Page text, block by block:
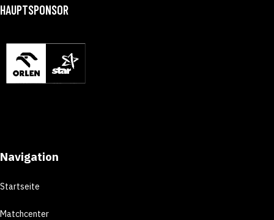
HAUPTSPONSOR
Navigation
Startseite
Matchcenter